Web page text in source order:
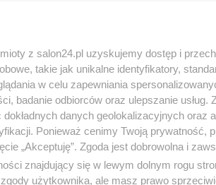
Warszawskiego. – Z pozycji
taka względnie bezpieczna
miesięcy albo jakiegoś
z salon24.pl uzyskujemy dostęp i
takie jak unikalne identyfikatory,
w celu zapewniania
badanie odbiorców oraz ulepszanie usług.
danych geolokalizacyjnych oraz
Ponieważ cenimy Twoją prywatność,
„Akceptuję”. Zgoda jest dobrowolna i
znajdujący się w lewym dolnym rogu
użytkownika, ale masz prawo